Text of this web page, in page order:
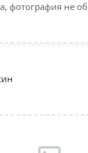
фотография не